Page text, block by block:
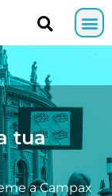
tua
a Campax